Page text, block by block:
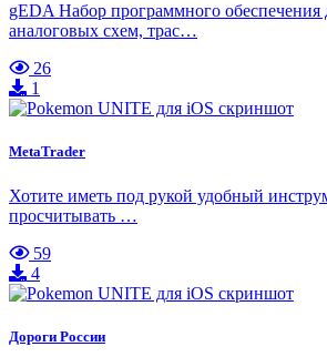
gEDA Набор программного обеспечения
аналоговых схем, трас…
26
1
MetaTrader
Хотите иметь под рукой удобный
просчитывать …
59
4
Дороги России